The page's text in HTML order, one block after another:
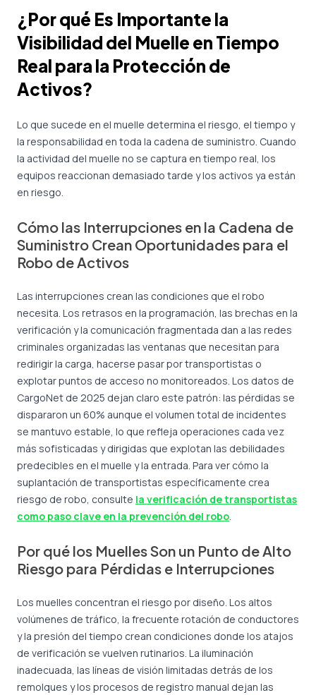
¿Por qué Es Importante la
Visibilidad del Muelle en Tiempo
Real para la Protección de
Activos?
Lo que sucede en el muelle determina el riesgo, el tiempo y
la responsabilidad en toda la cadena de suministro. Cuando
la actividad del muelle no se captura en tiempo real, los
equipos reaccionan demasiado tarde y los activos ya están
en riesgo.
Cómo las Interrupciones en la Cadena de
Suministro Crean Oportunidades para el
Robo de Activos
Las interrupciones crean las condiciones que el robo
necesita. Los retrasos en la programación, las brechas en la
verificación y la comunicación fragmentada dan a las redes
criminales organizadas las ventanas que necesitan para
redirigir la carga, hacerse pasar por transportistas o
explotar puntos de acceso no monitoreados. Los datos de
CargoNet de 2025 dejan claro este patrón: las pérdidas se
dispararon un 60% aunque el volumen total de incidentes
se mantuvo estable, lo que refleja operaciones cada vez
más sofisticadas y dirigidas que explotan las debilidades
predecibles en el muelle y la entrada. Para ver cómo la
suplantación de transportistas específicamente crea
riesgo de robo, consulte la verificación de transportistas
como paso clave en la prevención del robo.
Por qué los Muelles Son un Punto de Alto
Riesgo para Pérdidas e Interrupciones
Los muelles concentran el riesgo por diseño. Los altos
volúmenes de tráfico, la frecuente rotación de conductores
y la presión del tiempo crean condiciones donde los atajos
de verificación se vuelven rutinarios. La iluminación
inadecuada, las líneas de visión limitadas detrás de los
remolques y los procesos de registro manual dejan las